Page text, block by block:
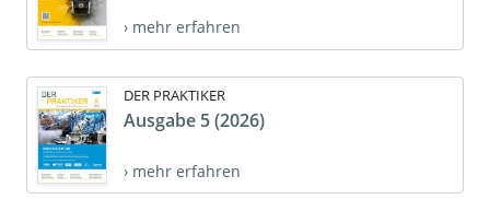
› mehr erfahren
DER PRAKTIKER
Ausgabe 5 (2026)
› mehr erfahren